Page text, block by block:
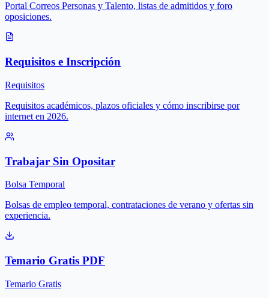
Portal Correos Personas y Talento, listas de admitidos y foro
oposiciones.
Requisitos e Inscripción
Requisitos
Requisitos académicos, plazos oficiales y cómo inscribirse por
internet en 2026.
Trabajar Sin Opositar
Bolsa Temporal
Bolsas de empleo temporal, contrataciones de verano y ofertas sin
experiencia.
Temario Gratis PDF
Temario Gratis